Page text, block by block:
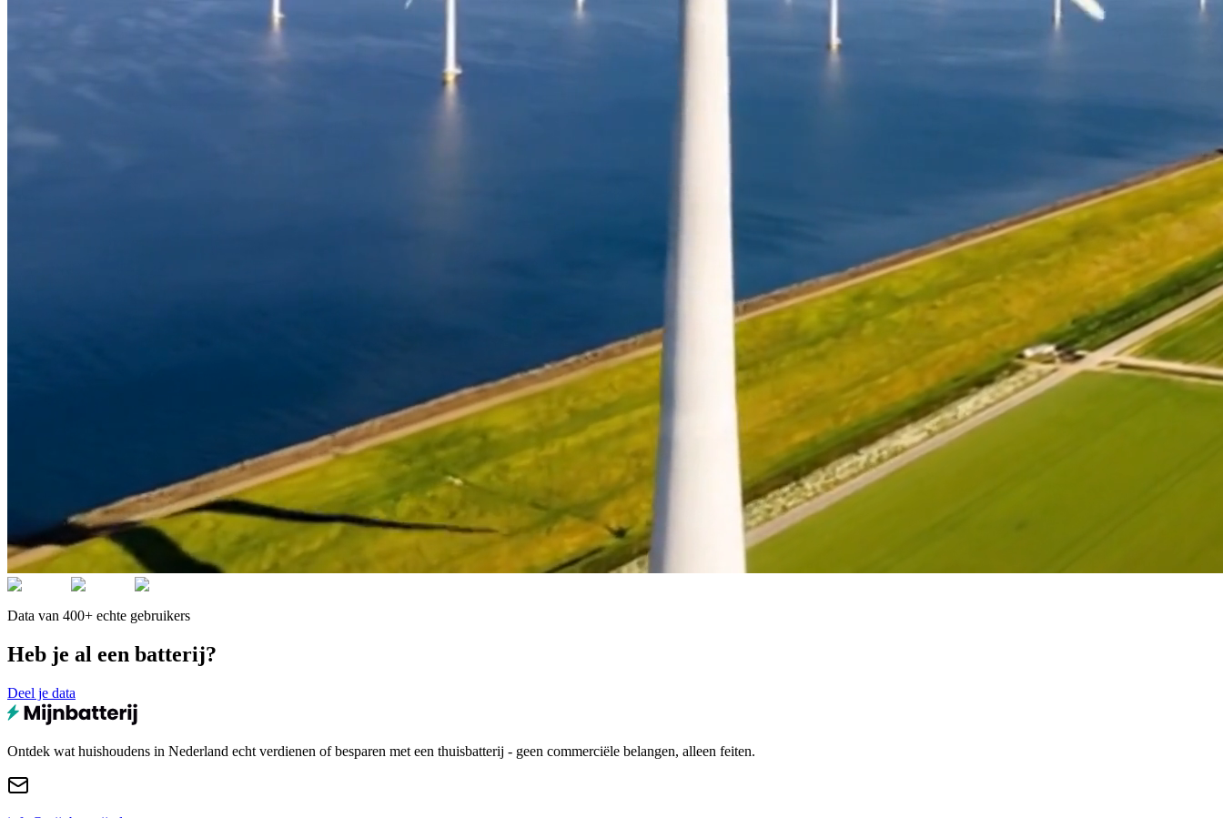
Data van 400+ echte gebruikers
Heb je al een batterij?
Deel je data
Ontdek wat huishoudens in Nederland echt verdienen of besparen met een thuisbatterij - geen commerciële belangen, alleen feiten.